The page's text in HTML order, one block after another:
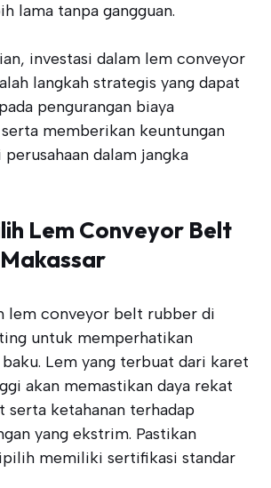
lama tanpa gangguan.
investasi dalam lem conveyor
langkah strategis yang dapat
pengurangan biaya
memberikan keuntungan
dalam jangka
Lem Conveyor Belt
lem conveyor belt rubber di
untuk memperhatikan
Lem yang terbuat dari karet
akan memastikan daya rekat
serta ketahanan terhadap
yang ekstrim. Pastikan
memiliki sertifikasi standar